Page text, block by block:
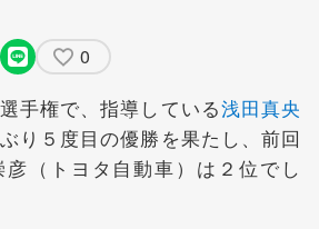
0
手権で、指導している浅田真央
り５度目の優勝を果たし、前回
（トヨタ自動車）は２位でし